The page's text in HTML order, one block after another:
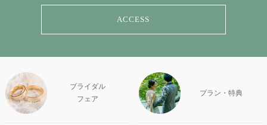
ACCESS
ブライダル
フェア
プラン・特典